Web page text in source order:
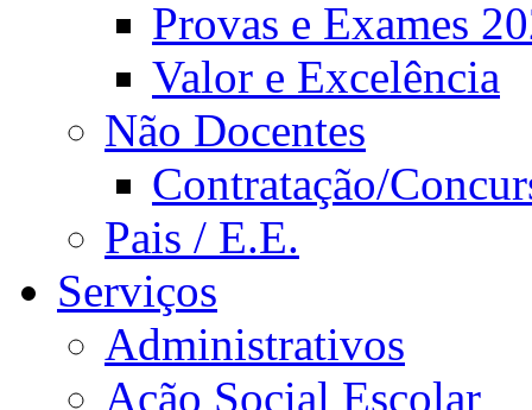
Provas e Exames
Valor e Excelência
Não Docentes
Contratação/
Pais / E.E.
Serviços
Administrativos
Ação Social Escolar